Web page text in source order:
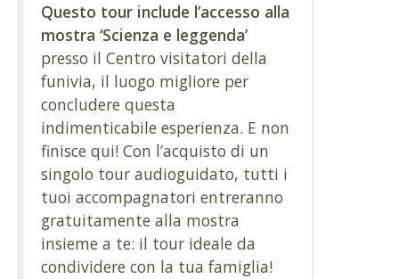
Questo tour include l’accesso alla
mostra ‘Scienza e leggenda’
presso il Centro visitatori della
funivia, il luogo migliore per
concludere questa
indimenticabile esperienza. E non
finisce qui! Con l’acquisto di un
singolo tour audioguidato, tutti i
tuoi accompagnatori entreranno
gratuitamente alla mostra
insieme a te: il tour ideale da
condividere con la tua famiglia!